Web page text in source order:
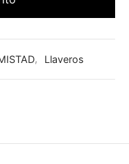
, Llaveros